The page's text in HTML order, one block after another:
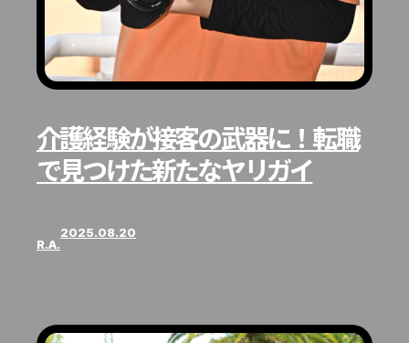
介護経験が接客の武器に！転職
で見つけた新たなヤリガイ
R.A.
2025.08.20